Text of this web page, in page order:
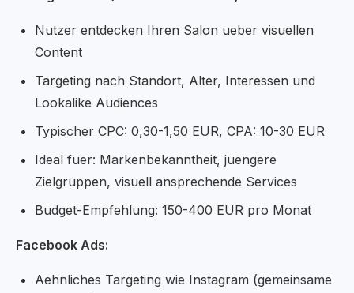
Nutzer entdecken Ihren Salon ueber visuellen
Content
Targeting nach Standort, Alter, Interessen und
Lookalike Audiences
Typischer CPC: 0,30-1,50 EUR, CPA: 10-30 EUR
Ideal fuer: Markenbekanntheit, juengere
Zielgruppen, visuell ansprechende Services
Budget-Empfehlung: 150-400 EUR pro Monat
Facebook Ads:
Aehnliches Targeting wie Instagram (gemeinsame